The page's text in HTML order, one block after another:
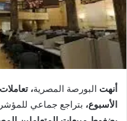
أنهت البورصة المصرية،
الأسبوع، بتراجع جماعي